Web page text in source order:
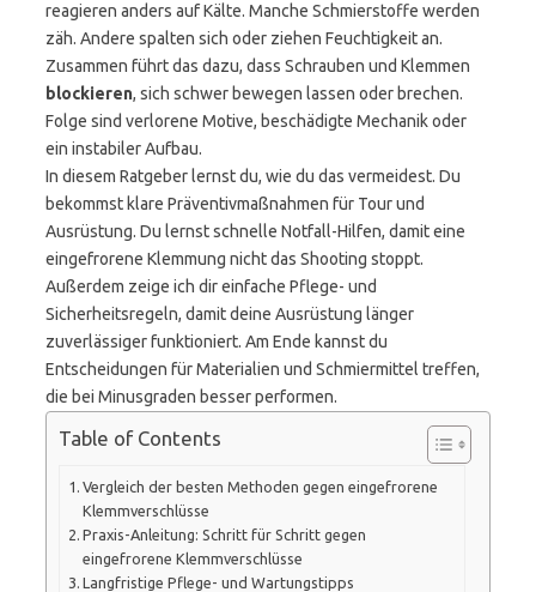
reagieren anders auf Kälte. Manche Schmierstoffe werden
zäh. Andere spalten sich oder ziehen Feuchtigkeit an.
Zusammen führt das dazu, dass Schrauben und Klemmen
blockieren, sich schwer bewegen lassen oder brechen.
Folge sind verlorene Motive, beschädigte Mechanik oder
ein instabiler Aufbau.
In diesem Ratgeber lernst du, wie du das vermeidest. Du
bekommst klare Präventivmaßnahmen für Tour und
Ausrüstung. Du lernst schnelle Notfall-Hilfen, damit eine
eingefrorene Klemmung nicht das Shooting stoppt.
Außerdem zeige ich dir einfache Pflege- und
Sicherheitsregeln, damit deine Ausrüstung länger
zuverlässiger funktioniert. Am Ende kannst du
Entscheidungen für Materialien und Schmiermittel treffen,
die bei Minusgraden besser performen.
Table of Contents
Vergleich der besten Methoden gegen eingefrorene
Klemmverschlüsse
Praxis-Anleitung: Schritt für Schritt gegen
eingefrorene Klemmverschlüsse
Langfristige Pflege- und Wartungstipps